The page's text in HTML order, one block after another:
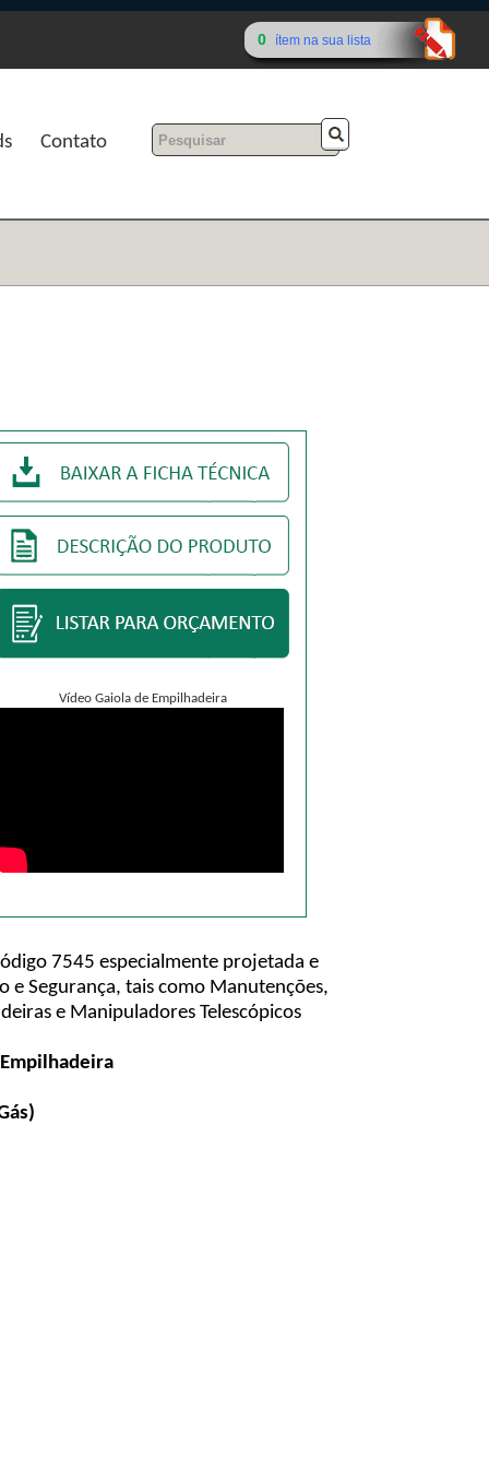
0 ítem na sua lista
Contato
Vídeo Gaiola de Empilhadeira
7545 especialmente projetada e
e Segurança, tais como Manutenções,
e Manipuladores Telescópicos